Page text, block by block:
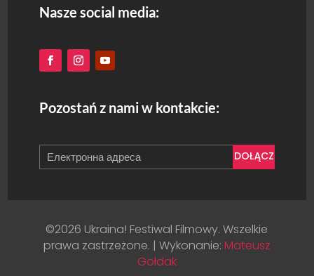
Nasze social media:
Pozostań z nami w kontakcie:
DOŁĄCZ
©2026 Ukraina! Festiwal Filmowy. Wszelkie
prawa zastrzeżone. | Wykonanie: Mateusz
Gołdak